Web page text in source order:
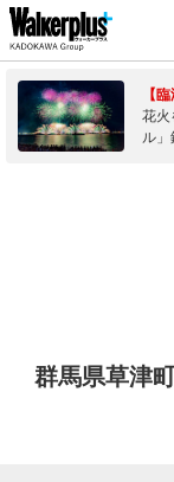
【
花火
ル
群馬県草津